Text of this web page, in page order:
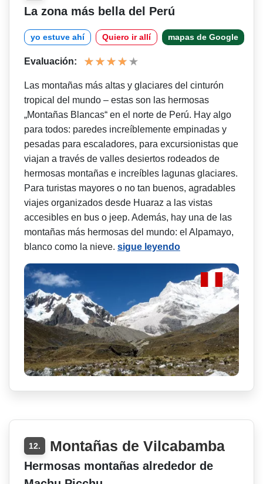
La zona más bella del Perú
yo estuve ahí Quiero ir allí mapas de Google
Evaluación:
Las montañas más altas y glaciares del cinturón
tropical del mundo – estas son las hermosas
„Montañas Blancas“ en el norte de Perú. Hay algo
para todos: paredes increíblemente empinadas y
pesadas para escaladores, para excursionistas que
viajan a través de valles desiertos rodeados de
hermosas montañas e increíbles lagunas glaciares.
Para turistas mayores o no tan buenos, agradables
viajes organizados desde Huaraz a las vistas
accesibles en bus o jeep. Además, hay una de las
montañas más hermosas del mundo: el Alpamayo,
blanco como la nieve. sigue leyendo
12. Montañas de Vilcabamba
Hermosas montañas alrededor de